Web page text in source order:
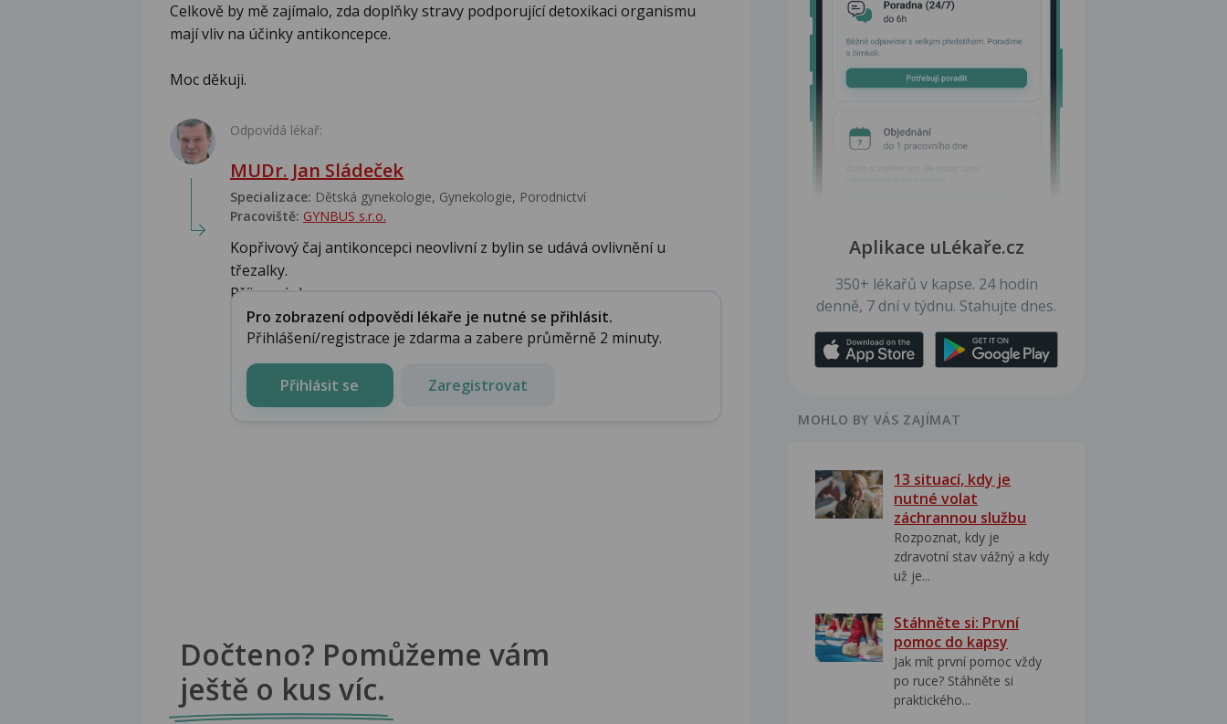
Celkově by mě zajímalo, zda doplňky stravy podporující detoxikaci organismu
mají vliv na účinky antikoncepce.
Moc děkuji.
Odpovídá lékař:
MUDr. Jan Sládeček
Specializace: Dětská gynekologie, Gynekologie, Porodnictví
Pracoviště: GYNBUS s.r.o.
Kopřivový čaj antikoncepci neovlivní z bylin se udává ovlivnění u
třezalky.
Příjemný d...
Pro zobrazení odpovědi lékaře je nutné se přihlásit.
Přihlášení/registrace je zdarma a zabere průměrně 2 minuty.
Přihlásit se Zaregistrovat
Dočteno? Pomůžeme vám
ještě o kus víc.
Aplikace uLékaře.cz
350+ lékařů v kapse. 24 hodin
denně, 7 dní v týdnu. Stahujte dnes.
MOHLO BY VÁS ZAJÍMAT
13 situací, kdy je
nutné volat
záchrannou službu
Rozpoznat, kdy je
zdravotní stav vážný a kdy
už je...
Stáhněte si: První
pomoc do kapsy
Jak mít první pomoc vždy
po ruce? Stáhněte si
praktického...